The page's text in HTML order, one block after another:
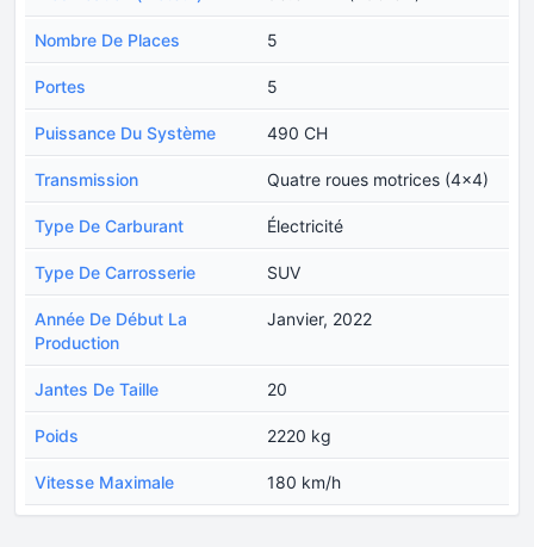
Nombre De Places 5
Portes 5
Puissance Du Système 490 CH
Transmission Quatre roues motrices (4x4)
Type De Carburant Électricité
Type De Carrosserie SUV
Année De Début La
Production
Janvier, 2022
Jantes De Taille 20
Poids 2220 kg
Vitesse Maximale 180 km/h